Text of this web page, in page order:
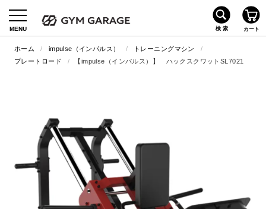
ホーム / impulse（インパルス） / トレーニングマシン
/
プレートロード
/ 【impulse（インパルス）】 ハックスクワットSL7021